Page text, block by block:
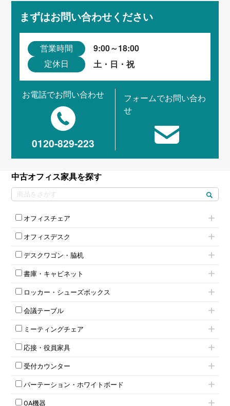
まずはお問い合わせください
営業時間 9:00～18:00
定休日 土・日・祝
お電話でお問い合わせ
0120-829-223
フォームでお問い合わ
せ
中古オフィス家具を探す
オフィスチェア
肘無しチェア
役員チェア
高級チェア（多機能チェア）
オフィスチェアその他
オフィスデスク
フリーアドレスデスク（ベンチデスク）
昇降デスク
オフィスデスクその他
両袖机
デスクワゴン・脇机
インワゴン2段
インワゴン3段
脇机
ワゴンその他
書庫・キャビネット
ハイキャビネット
ローキャビネット
両開きキャビネット
スチールキャビネット
上下連結キャビネット
軽量ラック（スチールラック）
収納家具その他
両開書庫
ロッカー・シューズボックス
1人用ロッカー
2人用ロッカー
3人用ロッカー
4人用ロッカー
5人用ロッカー
8人用ロッカー
多人数ロッカー
ダイヤル錠ロッカー
会議テーブル
スタッキングテーブル
ネスティングテーブル
幕板付テーブル
カウンターテーブル
T字脚テーブル
会議テーブルW1200～
ミーティングチェア
キャスター付きミーティングチェア
スタッキングミーティングチェア
テーブル付きミーティングチェア
ネスティングミーティングチェア
折りたたみミーティングチェア
ハイチェア
応接・役員家具
応接セット
応接ソファ
応接チェア
応接テーブル
応接・役員家具その他
受付カウンター
ローカウンター
ラウンジカウンター
パーテーション・ホワイトボード
パーテーション
OA機器